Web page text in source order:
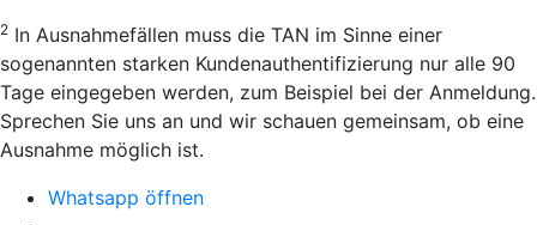
2 In Ausnahmefällen muss die TAN im Sinne einer
sogenannten starken Kundenauthentifizierung nur alle 90
Tage eingegeben werden, zum Beispiel bei der Anmeldung.
Sprechen Sie uns an und wir schauen gemeinsam, ob eine
Ausnahme möglich ist.
Whatsapp öffnen